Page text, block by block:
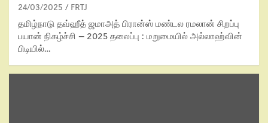
24/03/2025 FRTJ
தமிழ்நாடு தவ்ஹீத் ஜமாஅத் பிரான்ஸ் மண்டல ரமலான் சிறப்பு
பயான் நிகழ்ச்சி – 2025 தலைப்பு : மறுமையில் அல்லாஹ்வின்
பிடியில்…